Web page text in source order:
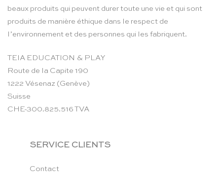
beaux produits qui peuvent durer toute une vie et qui sont
produits de manière éthique dans le respect de
l’environnement et des personnes qui les fabriquent.
TEIA EDUCATION & PLAY
Route de la Capite 190
1222 Vésenaz (Genève)
Suisse
CHE-300.825.516 TVA
SERVICE CLIENTS
Contact